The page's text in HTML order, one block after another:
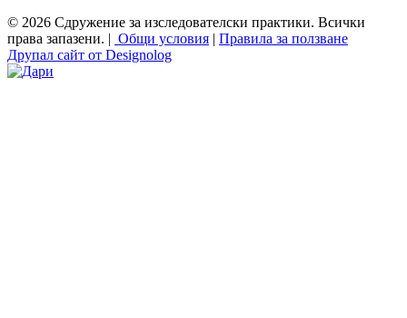
© 2026 Сдружение за изследователски практики. Всички
права запазени. | Общи условия | Правила за ползване
Друпал сайт от Designolog